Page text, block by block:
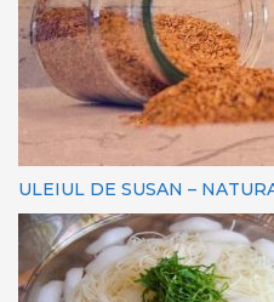
ULEIUL DE SUSAN –